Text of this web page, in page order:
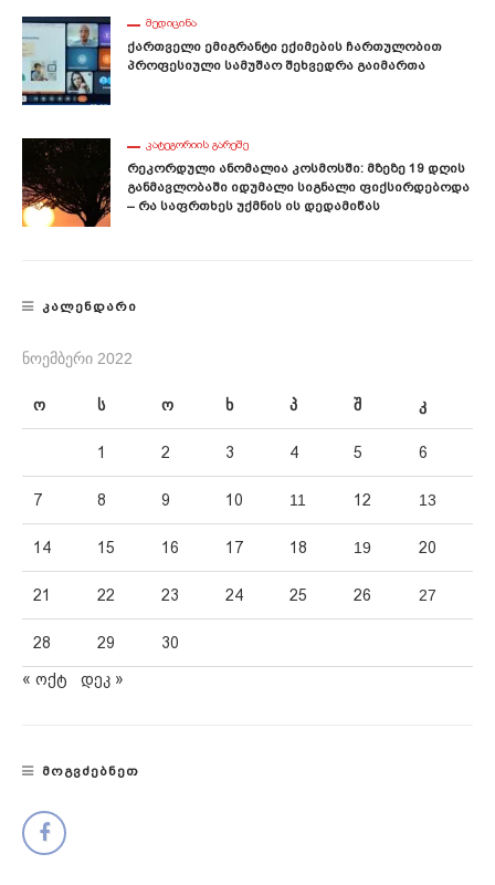
ᲛᲔᲓᲘᲪᲘᲜᲐ
Ქართველი Ემიგრანტი Ექიმების Ჩართულობით
Პროფესიული Სამუშაო Შეხვედრა Გაიმართა
ᲙᲐᲢᲔᲒᲝᲠᲘᲘᲡ ᲒᲐᲠᲔᲨᲔ
Რეკორდული Ანომალია Კოსმოსში: Მზეზე 19 Დღის
Განმავლობაში Იდუმალი Სიგნალი Ფიქსირდებოდა
– Რა Საფრთხეს Უქმნის Ის Დედამიწას
ᲙᲐᲚᲔᲜᲓᲐᲠᲘ
ᲜᲝᲔᲛᲑᲔᲠᲘ 2022
ო ს ო ხ პ შ კ
1 2 3 4 5 6
7 8 9 10 11 12 13
14 15 16 17 18 19 20
21 22 23 24 25 26 27
28 29 30
« ოქტ დეკ »
ᲛᲝᲒᲕᲫᲔᲑᲜᲔᲗ